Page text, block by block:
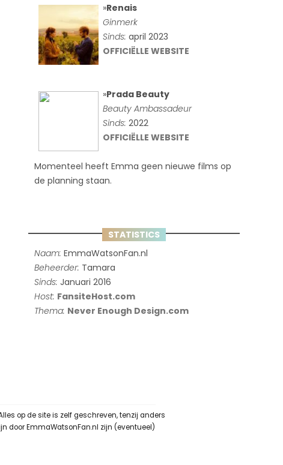
»Renais
Ginmerk
Sinds:april 2023
OFFICIËLLE WEBSITE
»Prada Beauty
Beauty Ambassadeur
Sinds:2022
OFFICIËLLE WEBSITE
Momenteel heeft Emma geen nieuwe films op
de planning staan.
STATISTICS
Naam: EmmaWatsonFan.nl
Beheerder: Tamara
Sinds: Januari 2016
Host: FansiteHost.com
Thema: Never Enough Design.com
op de site is zelf geschreven, tenzij anders
door EmmaWatsonFan.nl zijn (eventueel)